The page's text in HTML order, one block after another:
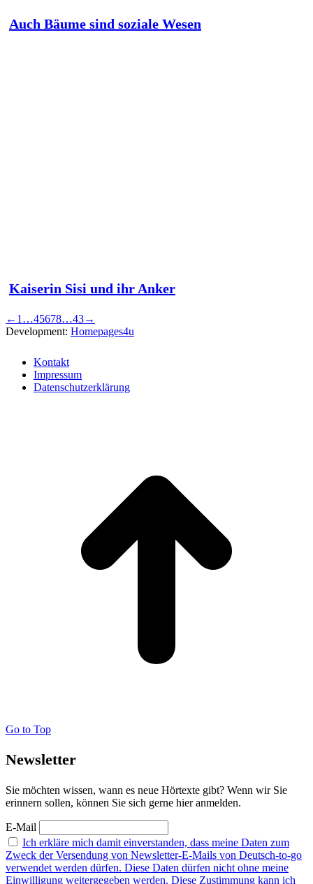
Auch Bäume sind soziale Wesen
Kaiserin Sisi und ihr Anker
← 1 …45678…43→
Development: Homepages4u
Kontakt
Impressum
Datenschutzerklärung
Go to Top
Newsletter
Sie möchten wissen, wann es neue Hörtexte gibt? Wenn wir Sie
erinnern sollen, können Sie sich gerne hier anmelden.
E-Mail
Ich erkläre mich damit einverstanden, dass meine Daten zum
Zweck der Versendung von Newsletter-E-Mails von Deutsch-to-go
verwendet werden dürfen. Diese Daten dürfen nicht ohne meine
Einwilligung weitergegeben werden. Diese Zustimmung kann ich